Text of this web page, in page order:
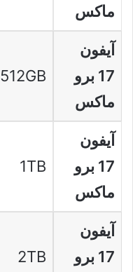
ماكس
آيفون
17 برو
ماكس
512GB
آيفون
17 برو
ماكس
1TB
آيفون
17 برو
2TB